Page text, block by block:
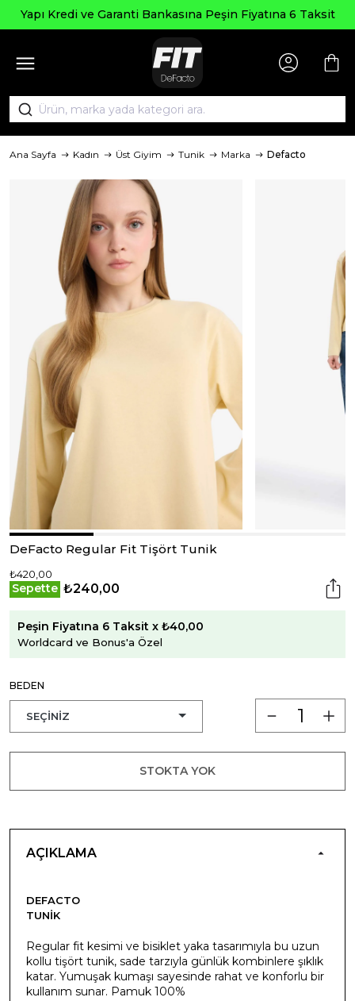
Yapı Kredi ve Garanti Bankasına Peşin Fiyatına 6 Taksit
Ana Sayfa Kadın Üst Giyim Tunik Marka Defacto
DeFacto Regular Fit Tişört Tunik
₺420,00
Sepette ₺240,00
Peşin Fiyatına 6 Taksit x ₺40,00
Worldcard ve Bonus'a Özel
BEDEN
STOKTA YOK
AÇIKLAMA
DEFACTO
TUNIK
Regular fit kesimi ve bisiklet yaka tasarımıyla bu uzun
kollu tişört tunik, sade tarzıyla günlük kombinlere şıklık
katar. Yumuşak kumaşı sayesinde rahat ve konforlu bir
kullanım sunar. Pamuk 100%